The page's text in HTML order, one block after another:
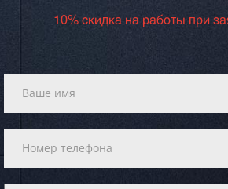
10% скидка на работы при